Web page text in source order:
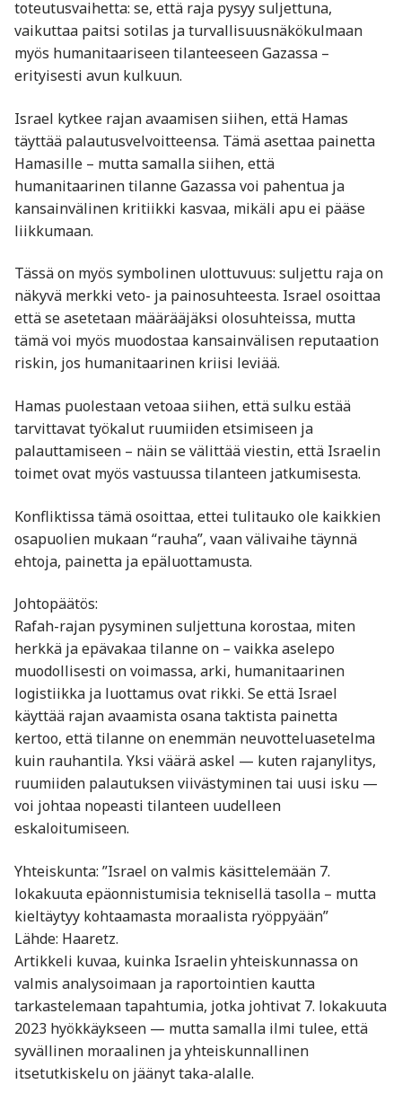
toteutusvaihetta: se, että raja pysyy suljettuna,
vaikuttaa paitsi sotilas­ ja turvallisuus­näkökulmaan
myös humanitaariseen tilanteeseen Gazassa –
erityisesti avun kulkuun.
Israel kytkee rajan avaamisen siihen, että Hamas
täyttää palautusvelvoitteensa. Tämä asettaa painetta
Hamasille – mutta samalla siihen, että
humanitaarinen tilanne Gazassa voi pahentua ja
kansainvälinen kritiikki kasvaa, mikäli apu ei pääse
liikkumaan.
Tässä on myös symbolinen ulottuvuus: suljettu raja on
näkyvä merkki veto- ja painosuhteesta. Israel osoittaa
että se asetetaan määrääjäksi olosuhteissa, mutta
tämä voi myös muodostaa kansainvälisen reputaation
riskin, jos humanitaarinen kriisi leviää.
Hamas puolestaan vetoaa siihen, että sulku estää
tarvittavat työkalut ruumiiden etsimiseen ja
palauttamiseen – näin se välittää viestin, että Israelin
toimet ovat myös vastuussa tilanteen jatkumisesta.
Konfliktissa tämä osoittaa, ettei tulitauko ole kaikkien
osapuolien mukaan “rauha”, vaan välivaihe täynnä
ehtoja, painetta ja epäluottamusta.
Johtopäätös:
Rafah-rajan pysyminen suljettuna korostaa, miten
herkkä ja epävakaa tilanne on – vaikka aselepo
muodollisesti on voimassa, arki, humanitaarinen
logistiikka ja luottamus ovat rikki. Se että Israel
käyttää rajan avaamista osana taktista painetta
kertoo, että tilanne on enemmän neuvotteluasetelma
kuin rauhantila. Yksi väärä askel — kuten rajanylitys,
ruumiiden palautuksen viivästyminen tai uusi isku —
voi johtaa nopeasti tilanteen uudelleen
eskaloitumiseen.
Yhteiskunta: ”Israel on valmis käsittelemään 7.
lokakuuta epäonnistumisia teknisellä tasolla – mutta
kieltäytyy kohtaamasta moraalista ryöppyään”
Lähde: Haaretz.
Artikkeli kuvaa, kuinka Israelin yhteiskunnassa on
valmis analysoimaan ja raportointien kautta
tarkastelemaan tapahtumia, jotka johtivat 7. lokakuuta
2023 hyökkäykseen — mutta samalla ilmi tulee, että
syvällinen moraalinen ja yhteiskunnallinen
itsetutkiskelu on jäänyt taka-alalle.